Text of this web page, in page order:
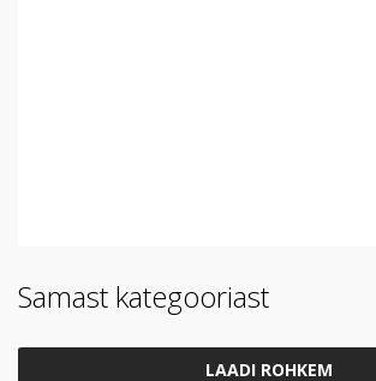
Samast kategooriast
LAADI ROHKEM